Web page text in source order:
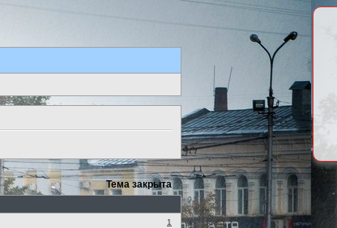
Тема закрыта
1